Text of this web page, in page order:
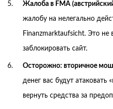
Жалоба в FMA
жалобу на нелегально
Finanzmarktaufsicht. Это не
заблокировать сайт.
Осторожно: вторичное
денег вас будут
вернуть средства за